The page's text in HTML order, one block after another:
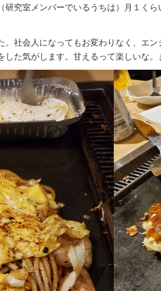
研究室メンバーでいるうちは）月１く
社会人になってもお変わりなく、エ
た気がします。甘えるって楽しいな。